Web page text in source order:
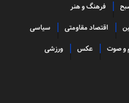
فرهنگ و هنر
اقتصاد مقاومتی سیاسی
و صوت عکس ورزشی